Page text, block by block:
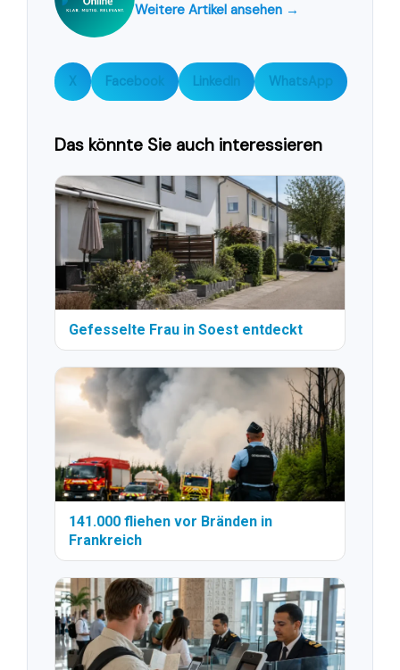
Weitere Artikel ansehen →
X Facebook LinkedIn WhatsApp
Das könnte Sie auch interessieren
Gefesselte Frau in Soest entdeckt
141.000 fliehen vor Bränden in
Frankreich